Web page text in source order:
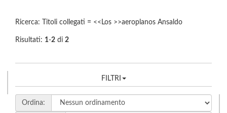
Ricerca: Titoli collegati = <<Los >>aeroplanos Ansaldo
Risultati: 1-2 di 2
FILTRI
Ordina: